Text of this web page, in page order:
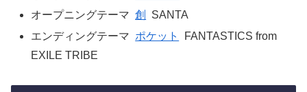
オープニングテーマ 創
SANTA
エンディングテーマ ポケット
FANTASTICS from
EXILE TRIBE